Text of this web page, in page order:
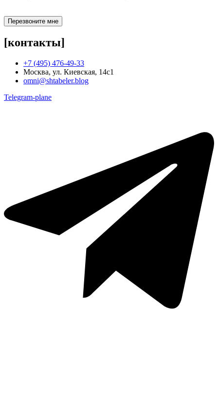
Перезвоните мне
[контакты]
+7 (495) 476-49-33
Москва, ул. Киевская, 14с1
omni@shtabeler.blog
Telegram-plane